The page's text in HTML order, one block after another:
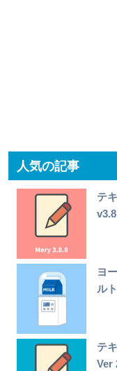
人気の記事
テ
ヨ
ル
テ
Ver